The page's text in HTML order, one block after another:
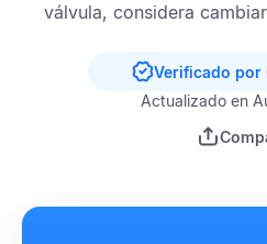
válvula, considera
Verificado por
Actualizado en